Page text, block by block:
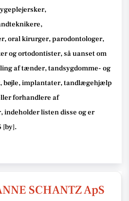
oral kirurger, parodontologer,
og ortodontister, såuanset om
af tænder, tandsygdomme- og
bøjle, implantater, tandlægehjælp
forhandlere af
, indeholder listen disse og er
[by].
SCHANTZ ApS